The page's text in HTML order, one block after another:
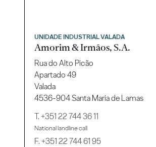
UNIDADE INDUSTRIAL VALADA
Amorim & Irmãos, S.A.
Rua do Alto Picão
Apartado 49
Valada
4536-904 Santa Maria de Lamas
T.+351 22 744 36 11
National landline call
F. +351 22 744 61 95